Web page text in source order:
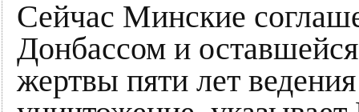
Сейчас Минские
Донбассом и
жертвы пяти лет